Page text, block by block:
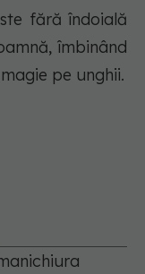
fără îndoială
îmbinând
pe unghii.